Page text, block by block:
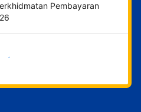
Pembayaran